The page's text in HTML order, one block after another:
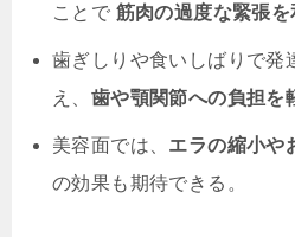
ことで 筋肉の過度な緊張
歯ぎしりや食いしばりで発
え、 歯や顎関節への負担を
美容面では、 エラの縮小や
の効果も期待できる。